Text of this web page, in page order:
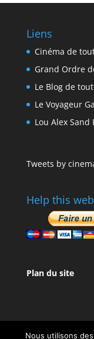
Liens
Cinéma de
Grand Ordre
Le Blog de
Le Voyageur
Lou Alex Sand
Tweets by
Help this
Plan du site
Nous utilisons